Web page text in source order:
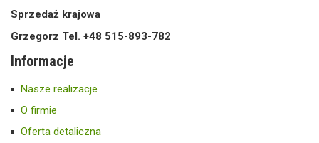
Sprzedaż krajowa
Grzegorz Tel. +48 515-893-782
Informacje
Nasze realizacje
O firmie
Oferta detaliczna